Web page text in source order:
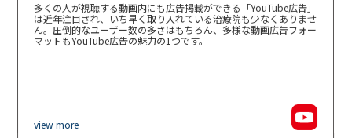
多くの人が視聴する動画内にも広告掲載ができる「YouTube広告」
は近年注目され、いち早く取り入れている治療院も少なくありませ
ん。圧倒的なユーザー数の多さはもちろん、多様な動画広告フォー
マットもYouTube広告の魅力の1つです。
view more